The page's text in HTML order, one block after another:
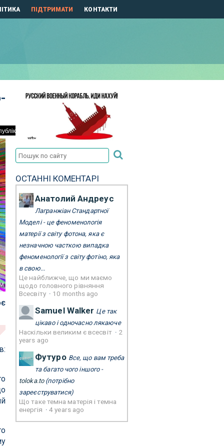
ПІДТРИМАТИ КОНТАКТИ
ОСТАННІ КОМЕНТАРІ
Анатолий Андреус
Лагранжіан Стандартної
Моделі - це феноменологія
матерії з світу фотона, яка є
незначною часткою випадка
феноменології з світу фотіно, яка
в свою...
Це найближче, що ми маємо
щодо головного рівняння
Всесвіту · 10 months ago
Samuel Walker Це так
цікаво і одночасно лякаюче
Наскільки великим є всесвіт · 2
years ago
Футуро Все, що вам треба
та багато чого іншого -
toloka.to(потрібно
зареєструватися)
Що таке темна матерія і темна
енергія ·4 years ago